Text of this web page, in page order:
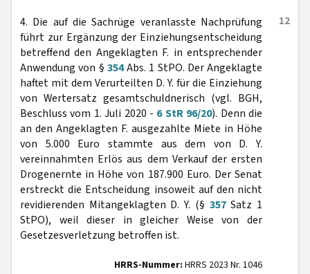
12
4. Die auf die Sachrüge veranlasste Nachprüfung
führt zur Ergänzung der Einziehungsentscheidung
betreffend den Angeklagten F. in entsprechender
Anwendung von § 354Abs. 1 StPO. Der Angeklagte
haftet mit dem Verurteilten D. Y. für die Einziehung
von Wertersatz gesamtschuldnerisch (vgl. BGH,
Beschluss vom 1. Juli 2020 - 6 StR 96/20). Denn die
an den Angeklagten F. ausgezahlte Miete in Höhe
von 5.000 Euro stammte aus dem von D. Y.
vereinnahmten Erlös aus dem Verkauf der ersten
Drogenernte in Höhe von 187.900 Euro. Der Senat
erstreckt die Entscheidung insoweit auf den nicht
revidierenden Mitangeklagten D. Y. (§ 357Satz 1
StPO), weil dieser in gleicher Weise von der
Gesetzesverletzung betroffen ist.
HRRS-Nummer: HRRS 2023 Nr. 1046